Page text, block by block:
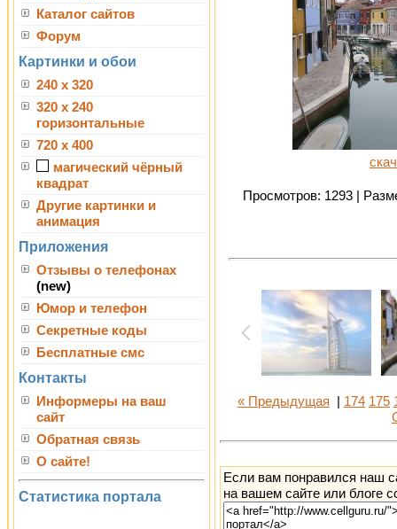
Каталог сайтов
Форум
Картинки и обои
240 x 320
320 x 240
горизонтальные
720 x 400
магический чёрный
квадрат
Другие картинки и
анимация
Приложения
Отзывы о телефонах
(new)
Юмор и телефон
Секретные коды
Бесплатные смс
Контакты
Информеры на ваш
сайт
Обратная связь
О сайте!
Статистика портала
Просмотров: 1293 |
« Предыдущая 174 175
Если вам понравился наш
на вашем сайте или блоге